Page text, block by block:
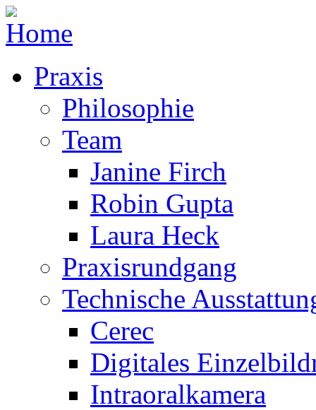
Praxis
Philosophie
Team
Janine Firch
Robin Gupta
Laura Heck
Praxisrundgang
Technische
Cerec
Digitales
Intraoralkamera